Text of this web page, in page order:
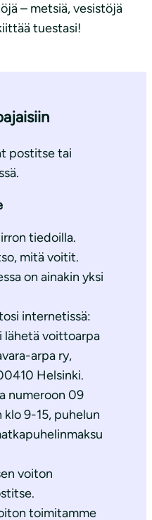
– metsiä, vesistöjä
tuestasi!
postitse tai
tiedoilla.
mitä voitit.
on ainakin yksi
internetissä:
lähetä voittoarpa
arpa ry,
Helsinki.
numeroon 09
9-15, puhelun
voiton
toimitamme